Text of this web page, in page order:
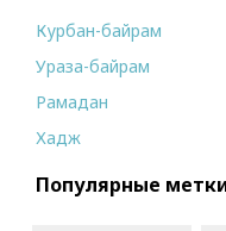
Курбан-байрам
Ураза-байрам
Рамадан
Хадж
Популярные